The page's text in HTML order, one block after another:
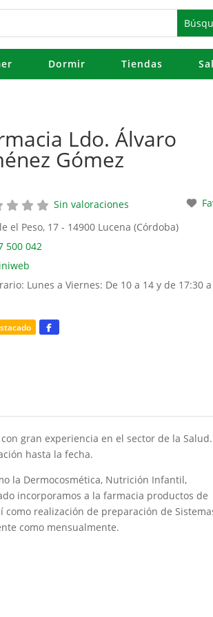
Dormir Tiendas
Ldo. Álvaro
Gómez
Sin valoraciones
el Peso, 17 - 14900 Lucena (Córdoba)
500 042
Lunes a Viernes: De 10 a 14 y de 17:30
gran experiencia en el sector de la Salud.
hasta la fecha.
la Dermocosmética, Nutrición Infantil,
incorporamos a la farmacia productos de
realización de preparación de
como mensualmente.